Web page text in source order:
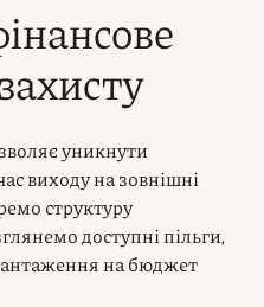
уникнути
виходу на зовнішні
структуру
доступні пільги,
на бюджет